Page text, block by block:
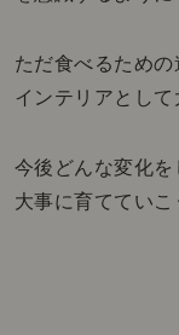
ただ食べるための
インテリアとして
今後どんな変化
大事に育てていこ